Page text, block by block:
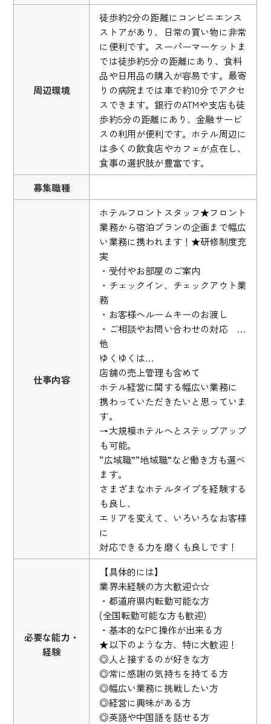
周辺環境
徒歩約2分の距離にコンビニエンス
ストアがあり、日常の買い物に非常
に便利です。スーパーマーケットま
では徒歩約5分の距離にあり、食料
品や日用品の購入が容易です。最寄
りの病院までは車で約10分でアクセ
スできます。銀行のATMや支店も徒
歩約5分の距離にあり、金融サービ
スの利用が便利です。ホテル周辺に
は多くの飲食店やカフェが点在し、
食事の選択肢が豊富です。
募集職種
仕事内容
ホテルフロントスタッフ★フロント
業務から宿泊プランの企画まで幅広
い業務に携われます！★研修制度充
実
・受付やお部屋のご案内
・チェックイン、チェックアウト業
務
・お客様へルームキーのお渡し
・ご相談やお問い合わせの対応 …
他
ゆくゆくは…
店舗の売上管理も含めて
ホテル経営に関する幅広い業務に
携わっていただきたいと思っていま
す。
→大規模ホテルへとステップアップ
も可能。
“広域職”“地域職”など働き方も選べ
ます。
さまざまなホテルタイプを経験する
も良し、
エリアを変えて、いろいろなお客様
に
対応できる力を磨くも良しです！
必要な能力・
経験
【具体的には】
業界未経験の方大歓迎☆☆
・都道府県内転勤可能な方
(全国転勤可能な方も歓迎)
・基本的なPC操作が出来る方
★以下のような方、特に大歓迎！
◎人と接するのが好きな方
◎常に感謝の気持ちを持てる方
◎幅広い業務に挑戦したい方
◎経営に興味がある方
◎英語や中国語を話せる方